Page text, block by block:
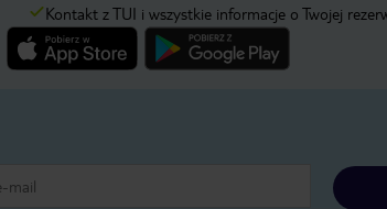
Kontakt z TUI i wszystkie informacje o Twojej